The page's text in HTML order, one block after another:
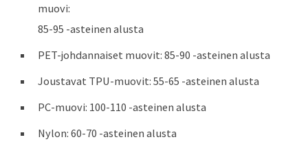
muovi:
85-95 -asteinen alusta
PET-johdannaiset muovit: 85-90 -asteinen alusta
Joustavat TPU-muovit: 55-65 -asteinen alusta
PC-muovi: 100-110 -asteinen alusta
Nylon: 60-70 -asteinen alusta